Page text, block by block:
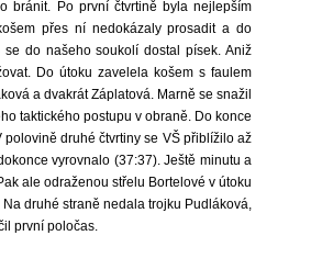
bránit. Po první čtvrtině byla nejlepším
přes ní nedokázaly prosadit a do
do našeho soukolí dostal písek. Aniž
Do útoku zavelela košem s faulem
a dvakrát Záplatová. Marně se snažil
taktického postupu v obraně. Do konce
druhé čtvrtiny se VŠ přiblížilo až
vyrovnalo (37:37). Ještě minutu a
ale odraženou střelu Bortelové v útoku
druhé straně nedala trojku Pudláková,
první poločas.